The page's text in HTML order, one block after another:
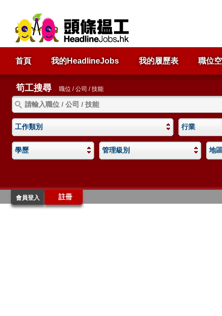
首頁 我的HeadlineJobs 我的履歷表 職位
筍工搜尋 職位 / 公司 / 技能
工作類別 行業
學歷 管理級別 地
會員登入 註冊